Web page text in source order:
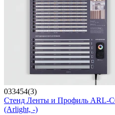
033454(3)
Стенд Ленты и Профиль ARL-
(Arlight, -)